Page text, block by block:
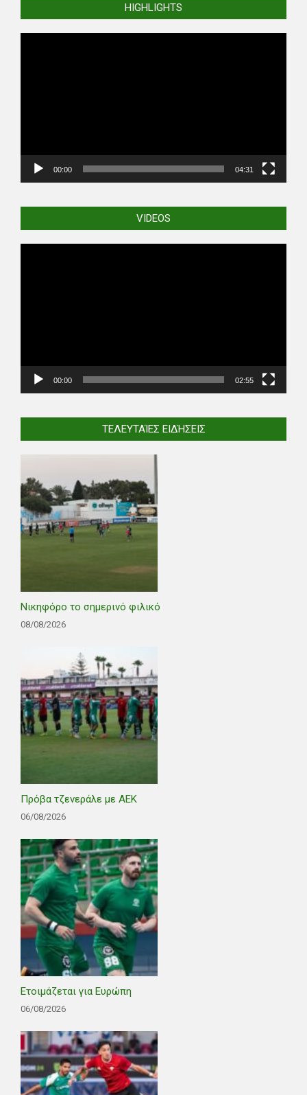
HIGHLIGHTS
00:00 04:31
VIDEOS
00:00 02:55
ΤΕΛΕΥΤΑΊΕΣ ΕΙΔΉΣΕΙΣ
Νικηφόρο το σημερινό φιλικό
08/08/2026
Πρόβα τζενεράλε με ΑΕΚ
06/08/2026
Ετοιμάζεται για Ευρώπη
06/08/2026